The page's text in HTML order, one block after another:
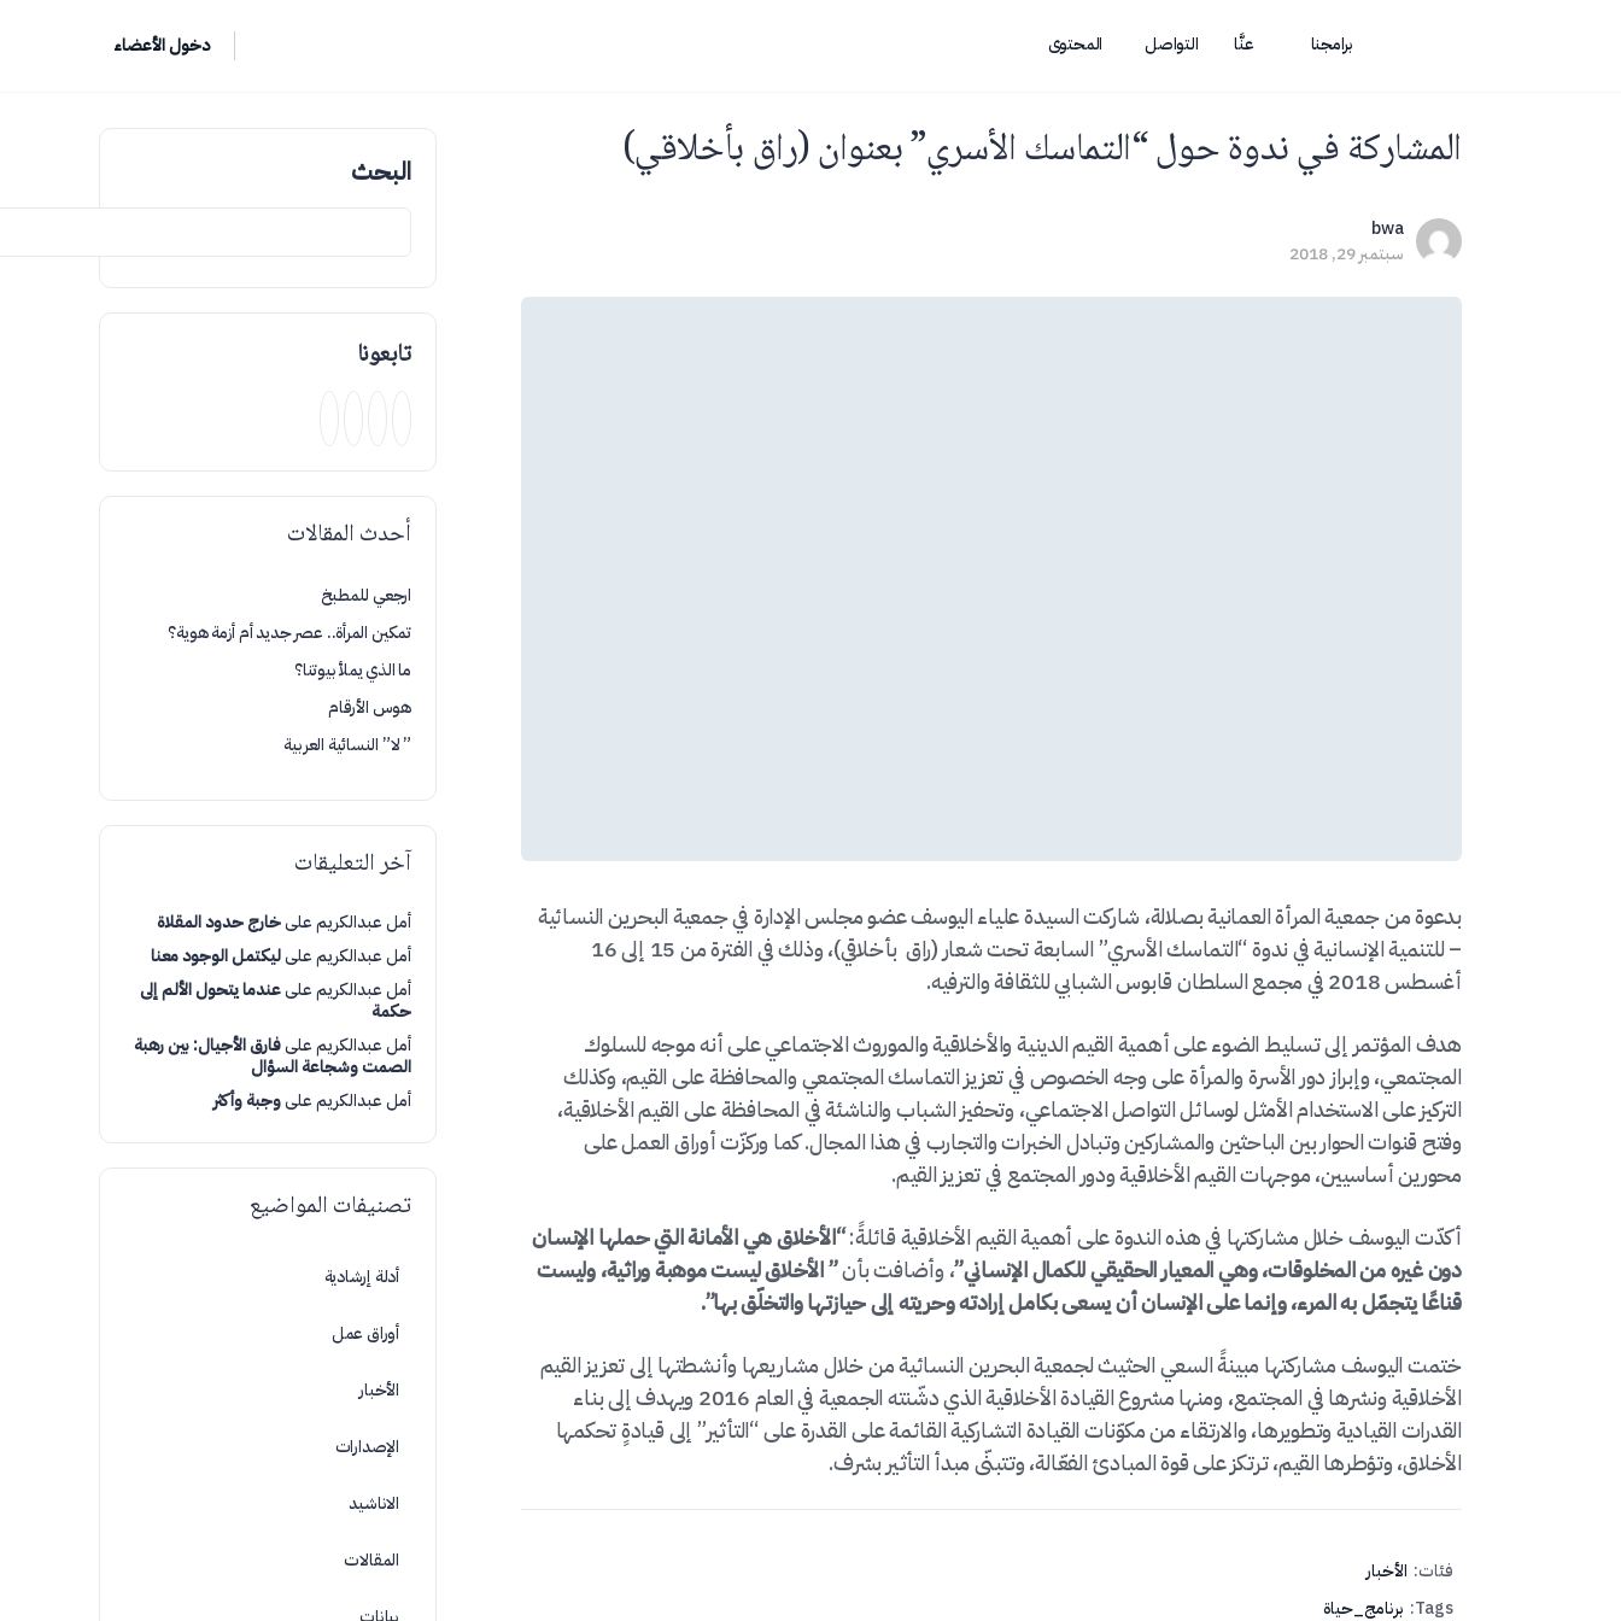
برامجنا عنَّا التواصل المحتوى دخول الأعضاء
المشاركة في ندوة حول “التماسك الأسري” بعنوان (راق بأخلاقي)
bwa
سبتمبر 29, 2018
بدعوة من جمعية المرأة العمانية بصلالة، شاركت السيدة علياء اليوسف عضو مجلس الإدارة في جمعية البحرين النسائية
– للتنمية الإنسانية في ندوة “التماسك الأسري” السابعة تحت شعار (راق بأخلاقي)، وذلك في الفترة من 15 إلى 16
أغسطس 2018 في مجمع السلطان قابوس الشبابي للثقافة والترفيه.
هدف المؤتمر إلى تسليط الضوء على أهمية القيم الدينية والأخلاقية والموروث الاجتماعي على أنه موجه للسلوك
المجتمعي، وإبراز دور الأسرة والمرأة على وجه الخصوص في تعزيز التماسك المجتمعي والمحافظة على القيم، وكذلك
التركيز على الاستخدام الأمثل لوسائل التواصل الاجتماعي، وتحفيز الشباب والناشئة في المحافظة على القيم الأخلاقية،
وفتح قنوات الحوار بين الباحثين والمشاركين وتبادل الخبرات والتجارب في هذا المجال. كما وركزّت أوراق العمل على
محورين أساسيين، موجهات القيم الأخلاقية ودور المجتمع في تعزيز القيم.
أكدّت اليوسف خلال مشاركتها في هذه الندوة على أهمية القيم الأخلاقية قائلةً:“الأخلاق هي الأمانة التي حملها الإنسان
دون غيره من المخلوقات، وهي المعيار الحقيقي للكمال الإنساني”، وأضافت بأن” الأخلاق ليست موهبة وراثية، وليست
قناعًا يتجمّل به المرء، وإنما على الإنسان أن يسعى بكامل إرادته وحريته إلى حيازتها والتخلّق بها”.
ختمت اليوسف مشاركتها مبينةً السعي الحثيث لجمعية البحرين النسائية من خلال مشاريعها وأنشطتها إلى تعزيز القيم
الأخلاقية ونشرها في المجتمع، ومنها مشروع القيادة الأخلاقية الذي دشّنته الجمعية في العام 2016 ويهدف إلى بناء
القدرات القيادية وتطويرها، والارتقاء من مكوّنات القيادة التشاركية القائمة على القدرة على “التأثير” إلى قيادةٍ تحكمها
الأخلاق، وتؤطرها القيم، ترتكز على قوة المبادئ الفعّالة، وتتبنّى مبدأ التأثير بشرف.
فئات: الأخبار
Tags: برنامج_حياة
البحث
تابعونا
أحدث المقالات
ارجعي للمطبخ
تمكين المرأة.. عصر جديد أم أزمة هوية؟
ما الذي يملأ بيوتنا؟
هوس الأرقام
” لا” النسائية العربية
آخر التعليقات
أمل عبدالكريمعلىخارج حدود المقلاة
أمل عبدالكريمعلىليكتمل الوجود معنا
أمل عبدالكريمعلىعندما يتحول الألم إلى
حكمة
أمل عبدالكريمعلىفارق الأجيال: بين رهبة
الصمت وشجاعة السؤال
أمل عبدالكريمعلىوجبة وأكثر
تصنيفات المواضيع
أدلة إرشادية
أوراق عمل
الأخبار
الإصدارات
الاناشيد
المقالات